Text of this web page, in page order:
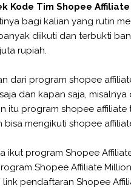
Kode Tim Shopee
bagi kalian yang rutin
diikuti dan terbukti
rupiah.
dari program shopee
dan kapan saja,
itu program shopee
bisa mengikuti shopee
ikut program Shopee
Shopee Affiliate
link pendaftaran Shopee